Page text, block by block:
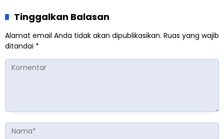
Tinggalkan Balasan
Alamat email Anda tidak akan dipublikasikan. Ruas yang wajib
ditandai *